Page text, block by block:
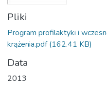
Pliki
Program profilaktyki i
krążenia.pdf (162.41 KB)
Data
2013